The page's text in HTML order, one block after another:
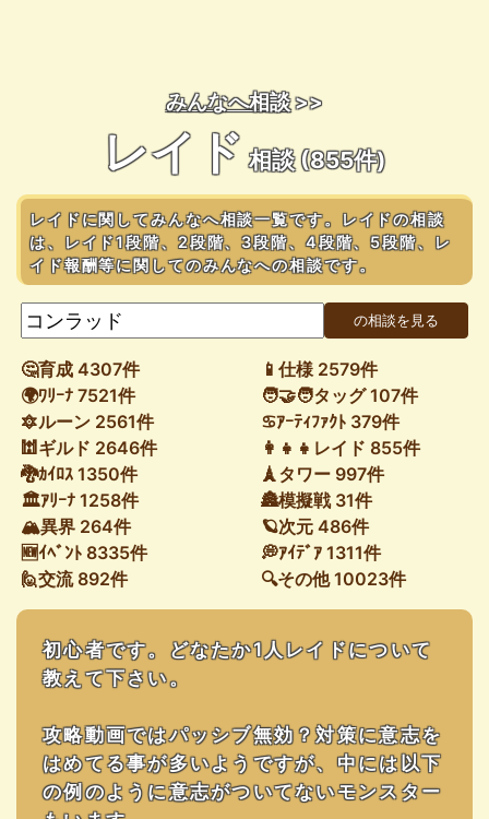
みんなへ相談>>
レイド 相談 (855件)
レイドに関してみんなへ相談一覧です。レイドの相談
は、レイド1段階、2段階、3段階、4段階、5段階、レ
イド報酬等に関してのみんなへの相談です。
🤔育成 4307件
📱仕様 2579件
🌍ﾜﾘｰﾅ 7521件
🧑‍🤝‍🧑タッグ 107件
🔯ルーン 2561件
♋ｱｰﾃｨﾌｧｸﾄ 379件
🕍ギルド 2646件
👩‍👧‍👧レイド 855件
🐉ｶｲﾛｽ 1350件
🗼タワー 997件
🏛ｱﾘｰﾅ 1258件
🏯模擬戦 31件
🏔異界 264件
🪐次元 486件
🆕ｲﾍﾞﾝﾄ 8335件
💭ｱｲﾃﾞｱ 1311件
🙋交流 892件
🔍その他 10023件
初心者です。どなたか1人レイドについて
教えて下さい。
攻略動画ではパッシブ無効？対策に意志を
はめてる事が多いようですが、中には以下
の例のように意志がついてないモンスター